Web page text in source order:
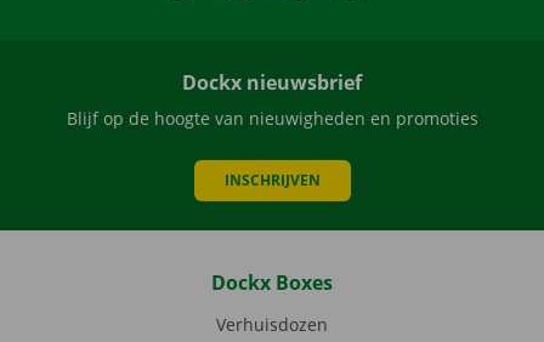
Dockx nieuwsbrief
Blijf op de hoogte van nieuwigheden en promoties
INSCHRIJVEN
Dockx Boxes
Verhuisdozen